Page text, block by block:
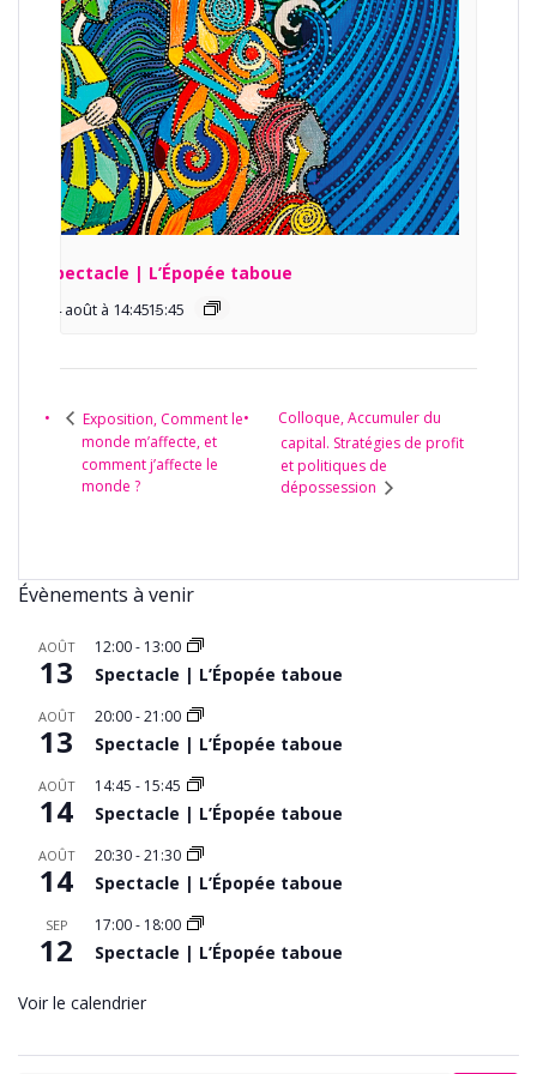
Spectacle | L’Épopée taboue
14 août à 14:45 -
15:45
Exposition, Comment le
monde m’affecte, et
comment j’affecte le
monde ?
Colloque, Accumuler du
capital. Stratégies de profit
et politiques de
dépossession
Évènements à venir
AOÛT
13
12:00- 13:00
Spectacle | L’Épopée taboue
AOÛT
13
20:00-21:00
Spectacle | L’Épopée taboue
AOÛT
14
14:45 - 15:45
Spectacle | L’Épopée taboue
AOÛT
14
20:30-21:30
Spectacle | L’Épopée taboue
SEP
12
17:00- 18:00
Spectacle | L’Épopée taboue
Voir le calendrier